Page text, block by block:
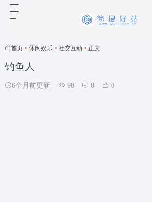
首页 • 休闲娱乐 • 社交互动 • 正文
钓鱼人
6个月前更新 98 0 0